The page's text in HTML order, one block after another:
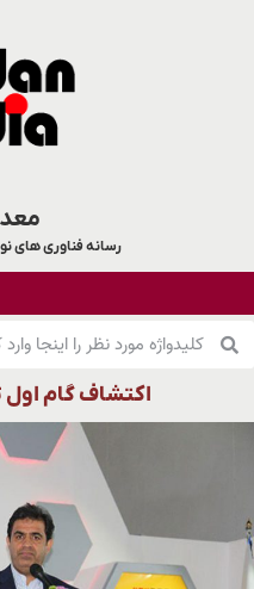
رسانه فناوری های
اکتشاف گام